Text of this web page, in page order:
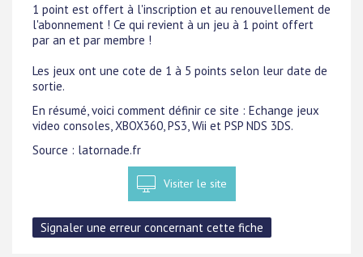
1 point est offert à l'inscription et au renouvellement de
l'abonnement ! Ce qui revient à un jeu à 1 point offert
par an et par membre !
Les jeux ont une cote de 1 à 5 points selon leur date de
sortie.
En résumé, voici comment définir ce site : Echange jeux
video consoles, XBOX360, PS3, Wii et PSP NDS 3DS.
Source : latornade.fr
Visiter le site